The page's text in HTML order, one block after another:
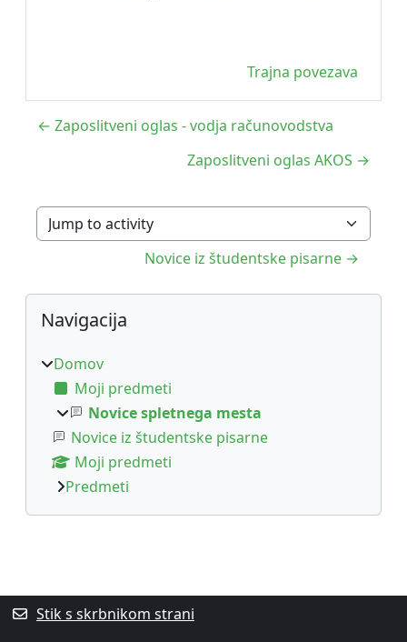
Trajna povezava
← Zaposlitveni oglas - vodja računovodstva
Zaposlitveni oglas AKOS →
Jump to activity
Novice iz študentske pisarne →
Bloki
Preskoči Navigacija
Navigacija
Domov
Moji predmeti
Novice spletnega mesta
Novice iz študentske pisarne
Moji predmeti
Predmeti
Stik s skrbnikom strani